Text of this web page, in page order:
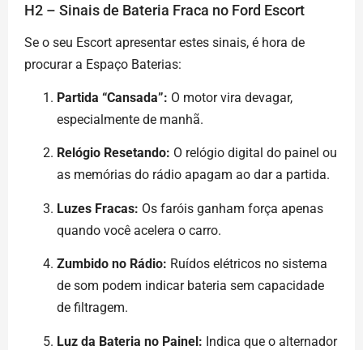
H2 – Sinais de Bateria Fraca no Ford Escort
Se o seu Escort apresentar estes sinais, é hora de
procurar a Espaço Baterias:
Partida “Cansada”: O motor vira devagar,
especialmente de manhã.
Relógio Resetando: O relógio digital do painel ou
as memórias do rádio apagam ao dar a partida.
Luzes Fracas: Os faróis ganham força apenas
quando você acelera o carro.
Zumbido no Rádio: Ruídos elétricos no sistema
de som podem indicar bateria sem capacidade
de filtragem.
Luz da Bateria no Painel: Indica que o alternador